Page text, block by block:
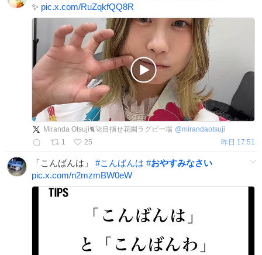
✨ pic.x.com/RuZqkfQQ8R
Miranda Otsuji🐈🚀目指せ花園ラグビー場 @mirandaotsuji
1
25 昨日 17:51
「こんばんは」 #こんばんは #おやすみなさい
pic.x.com/n2mzmBW0eW